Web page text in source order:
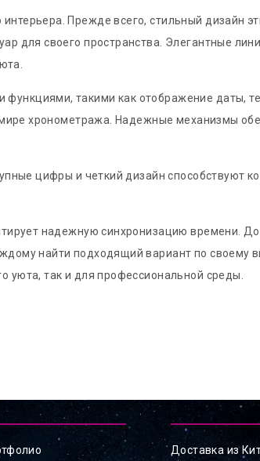
Прежде всего, стильный дизайн
для своего пространства. Элегантные
такими как отображение даты,
хронометража. Надежные механизмы
цифры и четкий дизайн способствуют
надежную синхронизацию времени.
найти подходящий вариант по своему
уюта, так и для профессиональной среды.
Доставка из